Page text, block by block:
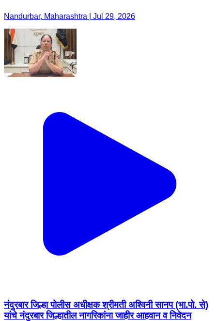
Nandurbar, Maharashtra | Jul 29, 2026
नंदुरबार जिल्हा पोलीस अधीक्षक श्रीमती अश्विनी सानप (भा.पो. से)
यांचे नंदुरबार जिल्हातील नागरिकांना जाहीर आहवान व निवेदन